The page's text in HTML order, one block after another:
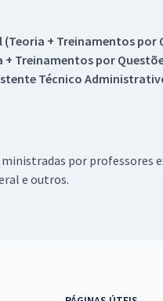
(Teoria + Treinamentos por
Treinamentos por
Técnico
por professores
e outros.